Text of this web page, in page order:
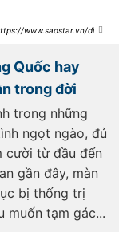
www.saostar.vn/dien
Quốc hay
trong đời
trong những
ngọt ngào, đủ
cười từ đầu đến
gần đây, màn
bị thống trị
muốn tạm gác...